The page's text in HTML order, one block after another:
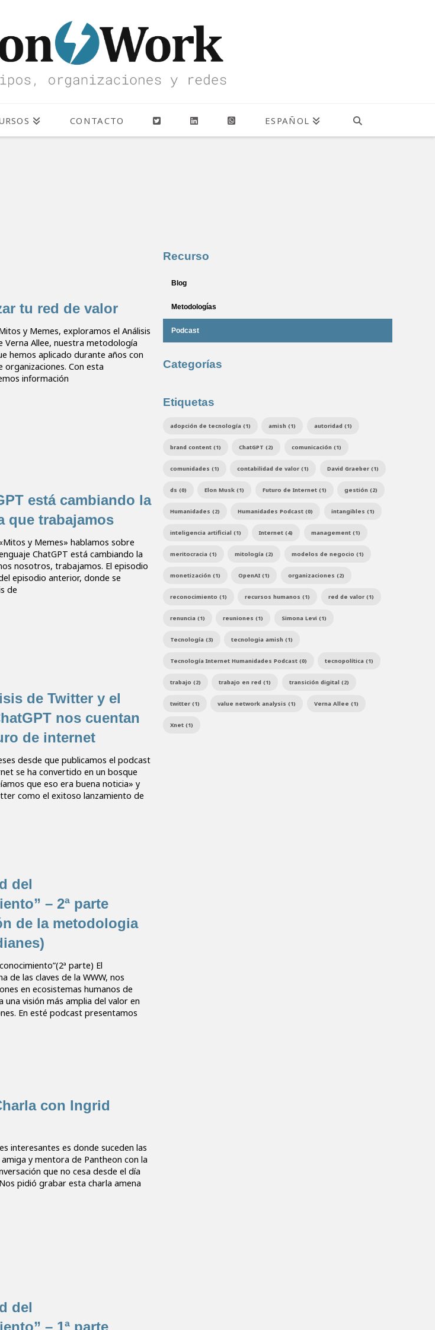
CONTACTO ESPAÑOL
tu red de valor
y Memes, exploramos el Análisis
Verna Allee, nuestra metodología
hemos aplicado durante años con
Con esta
información
está cambiando la
que trabajamos
y Memes» hablamos sobre
ChatGPT está cambiando la
nosotros, trabajamos. El episodio
episodio anterior, donde se
de
de Twitter y el
nos cuentan
de internet
desde que publicamos el podcast
se ha convertido en un bosque
que eso era buena noticia» y
como el exitoso lanzamiento de
del
– 2ª parte
de la metodologia
parte) El
de las claves de la WWW, nos
en ecosistemas humanos de
una visión más amplia del valor en
En esté podcast presentamos
con Ingrid
interesantes es donde suceden las
y mentora de Pantheon con la
que no cesa desde el día
pidió grabar esta charla amena
del
Recurso
Blog
Metodologías
Podcast
Categorías
Etiquetas
adopción de tecnología (1) amish (1) autoridad (1)
brand content (1) ChatGPT (2) comunicación (1)
comunidades (1) contabilidad de valor (1) David Graeber (1)
ds (0) Elon Musk (1) Futuro de Internet (1) gestión (2)
Humanidades (2) Humanidades Podcast (0) intangibles (1)
inteligencia artificial (1) Internet (4) management (1)
meritocracia (1) mitología (2) modelos de negocio (1)
monetización (1) OpenAI (1) organizaciones (2)
reconocimiento (1) recursos humanos (1) red de valor (1)
renuncia (1) reuniones (1) Simona Levi (1)
Tecnología (3) tecnologia amish (1)
Tecnología Internet Humanidades Podcast (0) tecnopolítica (1)
trabajo (2) trabajo en red (1) transición digital (2)
twitter (1) value network analysis (1) Verna Allee (1)
Xnet (1)